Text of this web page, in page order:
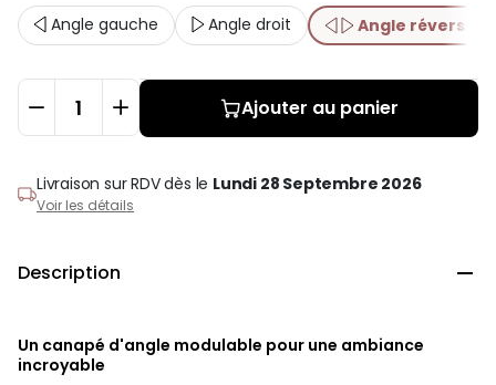
Angle gauche
Angle droit Angle réversible
Ajouter au panier
Livraison sur RDVdès le Lundi 28 Septembre 2026
Voir les détails
Description 
Un canapé d'angle modulable pour une ambiance
incroyable